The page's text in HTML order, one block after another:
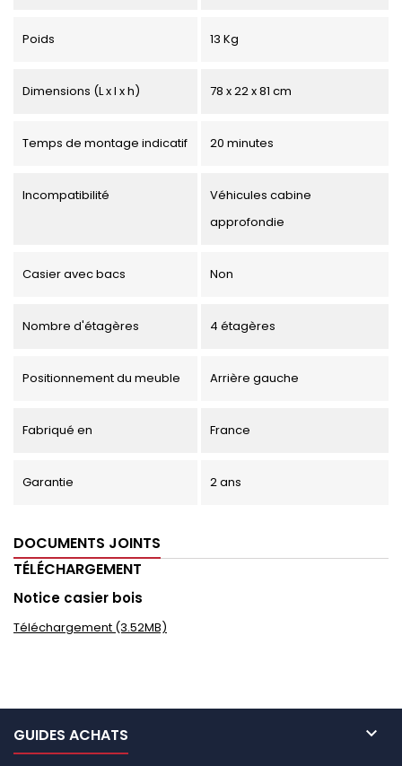
Poids 13 Kg
Dimensions (L x l x h) 78 x 22 x 81 cm
Temps de montage indicatif 20 minutes
Incompatibilité
Véhicules cabine
approfondie
Casier avec bacs Non
Nombre d'étagères 4 étagères
Positionnement du meuble Arrière gauche
Fabriqué en France
Garantie 2 ans
DOCUMENTS JOINTS
TÉLÉCHARGEMENT
Notice casier bois
Téléchargement (3.52MB)
GUIDES ACHATS 